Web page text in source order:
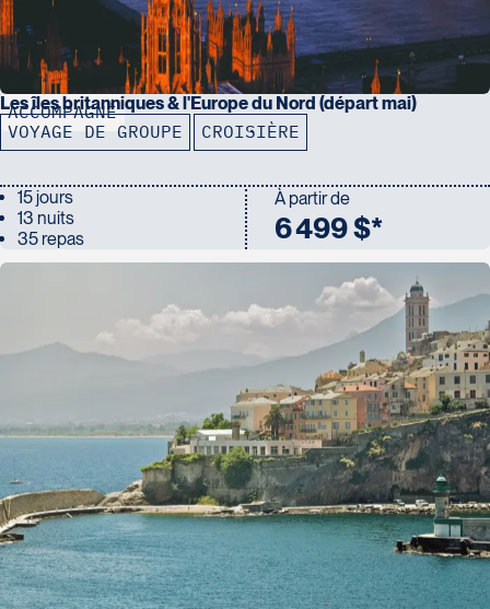
ACCOMPAGNÉ
Les îles britanniques & l'Europe du Nord (départ mai)
VOYAGE DE GROUPE CROISIÈRE
15 jours
13 nuits
35 repas
À partir de
6 499 $*